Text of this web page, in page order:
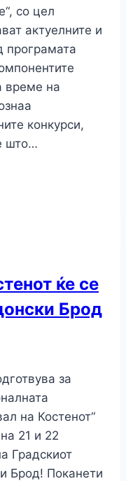
со цел
актуелните и
програмата
време на
конкурси,
што…
ќе се
Брод
за
на Костенот“
21 и 22
Градскиот
Брод! Поканети